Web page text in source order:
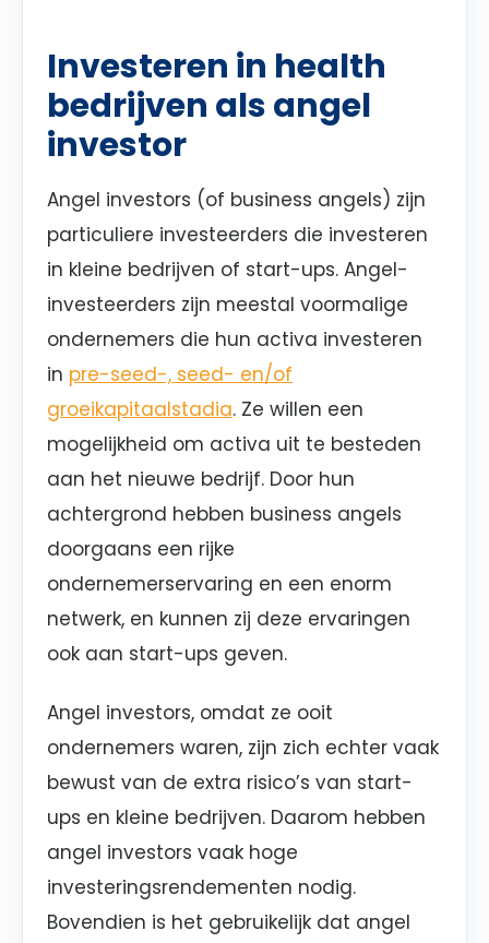
Investeren in health
bedrijven als angel
investor
Angel investors (of business angels) zijn
particuliere investeerders die investeren
in kleine bedrijven of start-ups. Angel-
investeerders zijn meestal voormalige
ondernemers die hun activa investeren
in pre-seed-, seed- en/of
groeikapitaalstadia. Ze willen een
mogelijkheid om activa uit te besteden
aan het nieuwe bedrijf. Door hun
achtergrond hebben business angels
doorgaans een rijke
ondernemerservaring en een enorm
netwerk, en kunnen zij deze ervaringen
ook aan start-ups geven.
Angel investors, omdat ze ooit
ondernemers waren, zijn zich echter vaak
bewust van de extra risico’s van start-
ups en kleine bedrijven. Daarom hebben
angel investors vaak hoge
investeringsrendementen nodig.
Bovendien is het gebruikelijk dat angel